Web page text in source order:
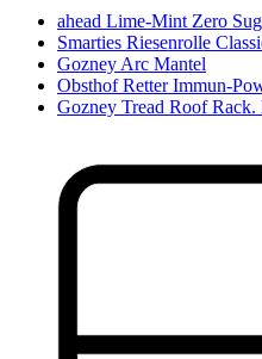
ahead Lime-Mint Zero
Smarties Riesenrolle
Gozney Arc Mantel
Obsthof Retter Immun-
Gozney Tread Roof Rack.